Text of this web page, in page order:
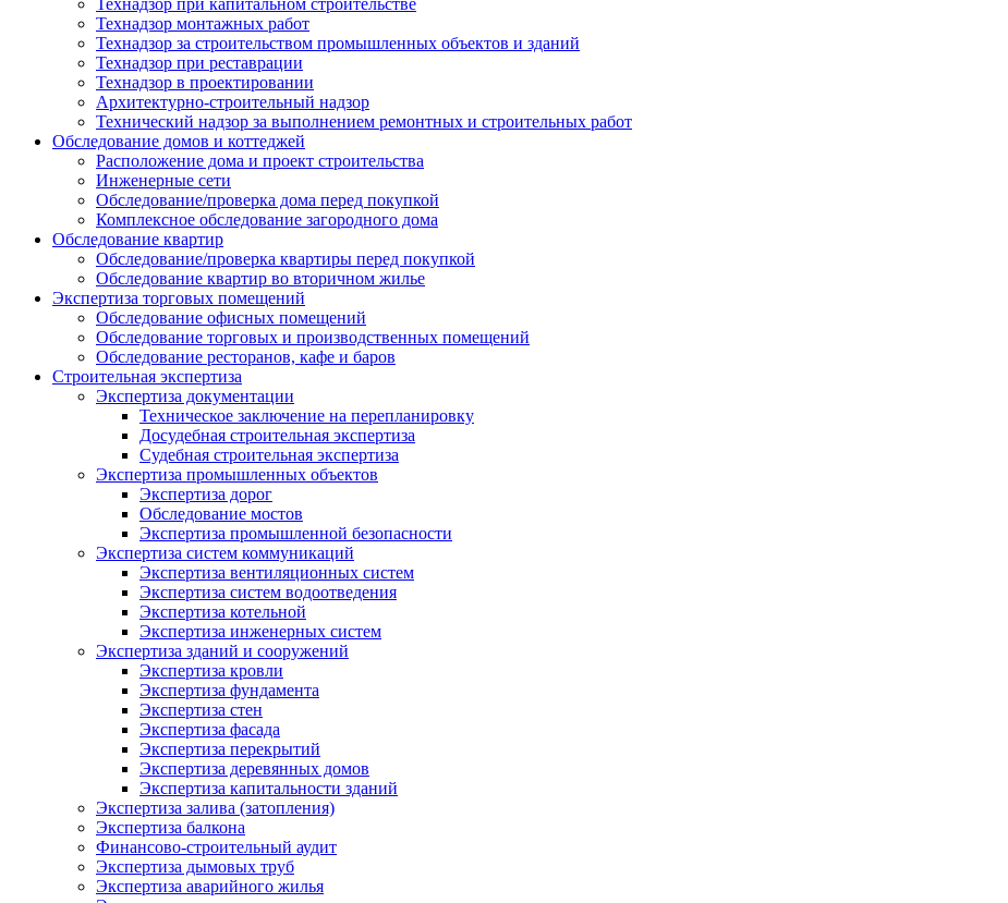
Технадзор монтажных работ
Технадзор за строительством промышленных объектов и зданий
Технадзор при реставрации
Технадзор в проектировании
Архитектурно-строительный надзор
Технический надзор за выполнением ремонтных и строительных работ
Обследование домов и коттеджей
Расположение дома и проект строительства
Инженерные сети
Обследование/проверка дома перед покупкой
Комплексное обследование загородного дома
Обследование квартир
Обследование/проверка квартиры перед покупкой
Обследование квартир во вторичном жилье
Экспертиза торговых помещений
Обследование офисных помещений
Обследование торговых и производственных помещений
Обследование ресторанов, кафе и баров
Строительная экспертиза
Экспертиза документации
Техническое заключение на перепланировку
Досудебная строительная экспертиза
Судебная строительная экспертиза
Экспертиза промышленных объектов
Экспертиза дорог
Обследование мостов
Экспертиза промышленной безопасности
Экспертиза систем коммуникаций
Экспертиза вентиляционных систем
Экспертиза систем водоотведения
Экспертиза котельной
Экспертиза инженерных систем
Экспертиза зданий и сооружений
Экспертиза кровли
Экспертиза фундамента
Экспертиза стен
Экспертиза фасада
Экспертиза перекрытий
Экспертиза деревянных домов
Экспертиза капитальности зданий
Экспертиза залива (затопления)
Экспертиза балкона
Финансово-строительный аудит
Экспертиза дымовых труб
Экспертиза аварийного жилья